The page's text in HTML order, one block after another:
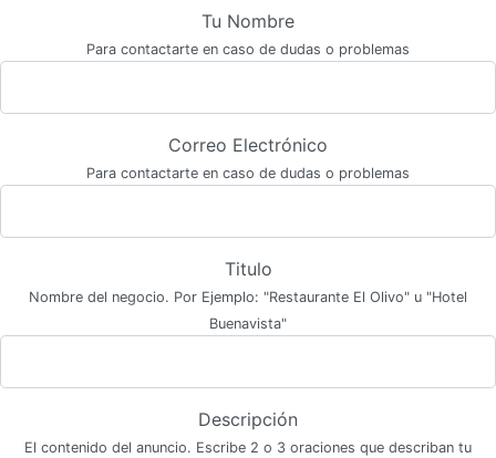
Tu Nombre
Para contactarte en caso de dudas o problemas
Correo Electrónico
Para contactarte en caso de dudas o problemas
Titulo
Nombre del negocio. Por Ejemplo: "Restaurante El Olivo" u "Hotel
Buenavista"
Descripción
El contenido del anuncio. Escribe 2 o 3 oraciones que describan tu